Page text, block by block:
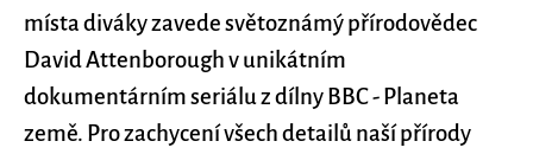
místa diváky zavede světoznámý přírodovědec
David Attenborough v unikátním
dokumentárním seriálu z dílny BBC - Planeta
země. Pro zachycení všech detailů naší přírody